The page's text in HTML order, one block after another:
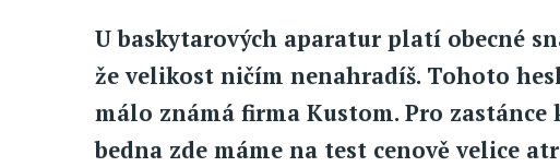
U baskytarových aparatur platí obecné
že velikost ničím nenahradíš. Tohoto
málo známá firma Kustom. Pro zastánce
bedna zde máme na test cenově velice